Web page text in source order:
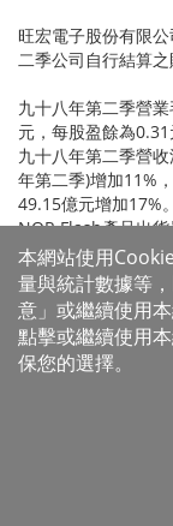
旺宏電子股份有限
二季公司自行結算之
九十八年第二季營
元，每股盈餘為
九十八年第二季營
年第二季)增加11%
49.15億元增加17%
NOR Flash產品出
本季營業毛利為新
36%提昇，與去年
本季營業費用新台
元增加新台幣1.43億
業淨利為新台幣
本網站使用
量與統計數據等
意」或繼續使用
點擊或繼續使用
保您的選擇。